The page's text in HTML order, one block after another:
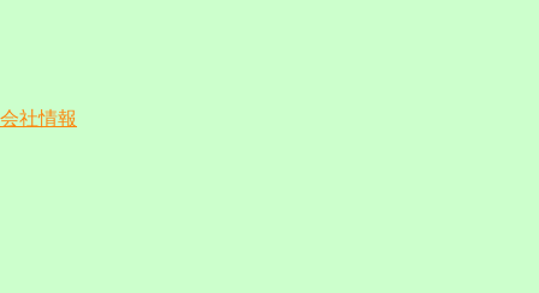
会社情報